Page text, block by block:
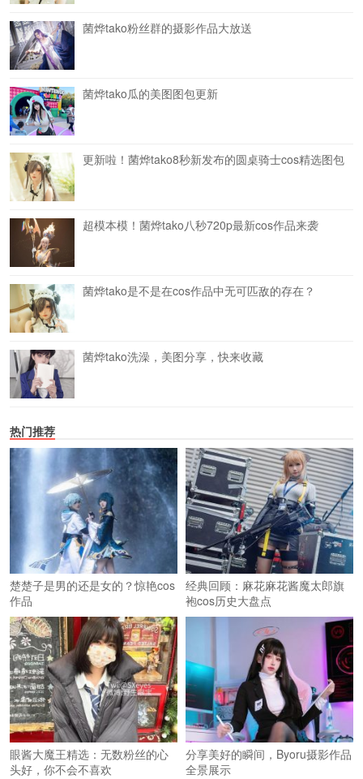
菌烨tako粉丝群的摄影作品大放送
菌烨tako瓜的美图图包更新
更新啦！菌烨tako8秒新发布的圆桌骑士cos精选图包
超模本模！菌烨tako八秒720p最新cos作品来袭
菌烨tako是不是在cos作品中无可匹敌的存在？
菌烨tako洗澡，美图分享，快来收藏
热门推荐
楚楚子是男的还是女的？惊艳cos
作品
经典回顾：麻花麻花酱魔太郎旗
袍cos历史大盘点
眼酱大魔王精选：无数粉丝的心
头好，你不会不喜欢
分享美好的瞬间，Byoru摄影作品
全景展示